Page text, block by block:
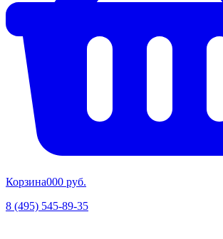
Корзина000 руб.
8 (495) 545-89-35